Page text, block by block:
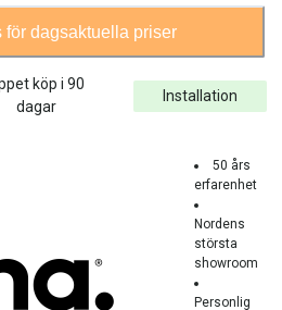
för dagsaktuella priser
köp i 90
dagar
Installation
50 års
erfarenhet
Nordens
största
showroom
Personlig